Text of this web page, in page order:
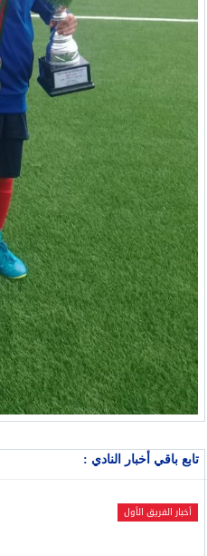
تابع باقي أخبار النادي :
أخبار الفريق الأول